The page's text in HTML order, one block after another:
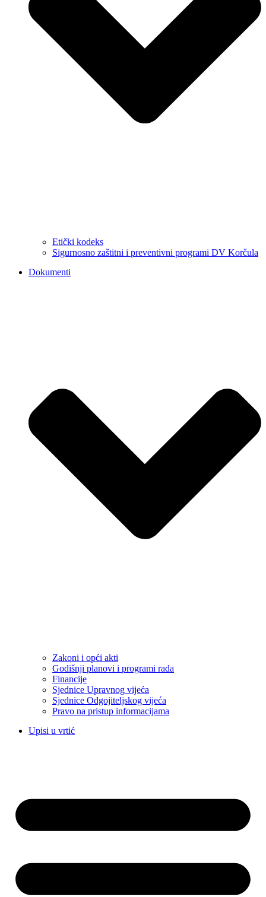
Etički kodeks
Sigurnosno zaštitni i preventivni programi DV Korčula
Dokumenti
Zakoni i opći akti
Godišnji planovi i programi rada
Financije
Sjednice Upravnog vijeća
Sjednice Odgojiteljskog vijeća
Pravo na pristup informacijama
Upisi u vrtić